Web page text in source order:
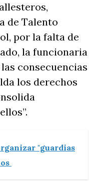
de Talento
por la falta de
la funcionaria
consecuencias
los derechos
"guardias